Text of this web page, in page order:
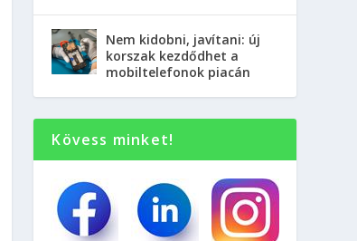
Nem kidobni, javítani: új
korszak kezdődhet a
mobiltelefonok piacán
Kövess minket!